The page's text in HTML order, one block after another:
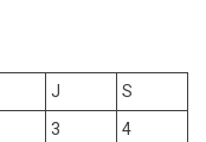
J
S
3
4